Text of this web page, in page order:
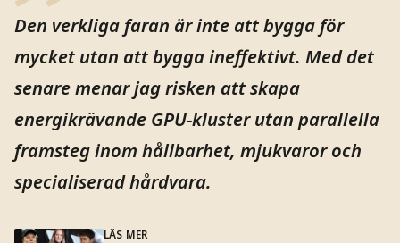
Den verkliga faran är inte att bygga för
mycket utan att bygga ineffektivt. Med det
senare menar jag risken att skapa
energikrävande GPU-kluster utan parallella
framsteg inom hållbarhet, mjukvaror och
specialiserad hårdvara.
LÄS MER